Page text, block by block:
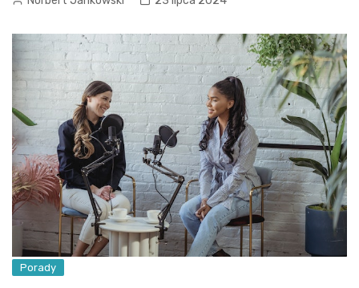
Porady